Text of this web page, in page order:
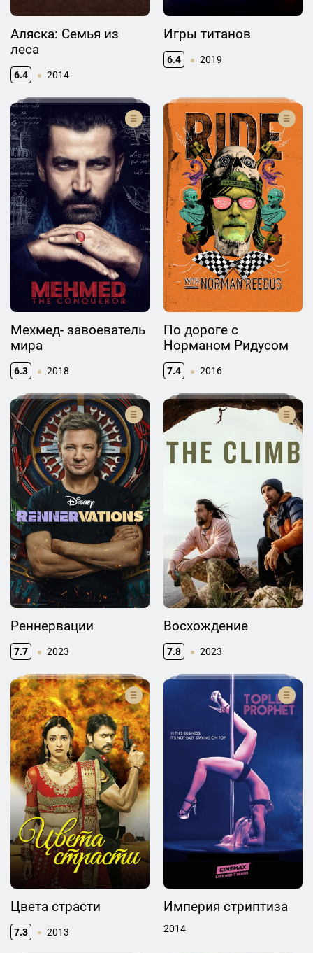
Аляска: Семья из
леса
6.4 2014
Игры титанов
6.4 2019
Мехмед- завоеватель
мира
6.3 2018
По дороге с
Норманом Ридусом
7.4 2016
Реннервации
7.7 2023
Восхождение
7.8 2023
Цвета страсти
7.3 2013
Империя стриптиза
2014